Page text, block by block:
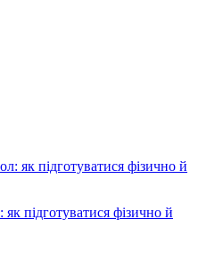
підготуватися фізично й